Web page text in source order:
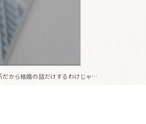
から結婚の話だけするわけじゃない